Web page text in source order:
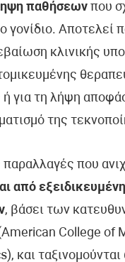
παθήσεων που
γονίδιο. Αποτελεί
κλινικής
ή για τη λήψη
της
παραλλαγές που
από
, βάσει των
College of
και